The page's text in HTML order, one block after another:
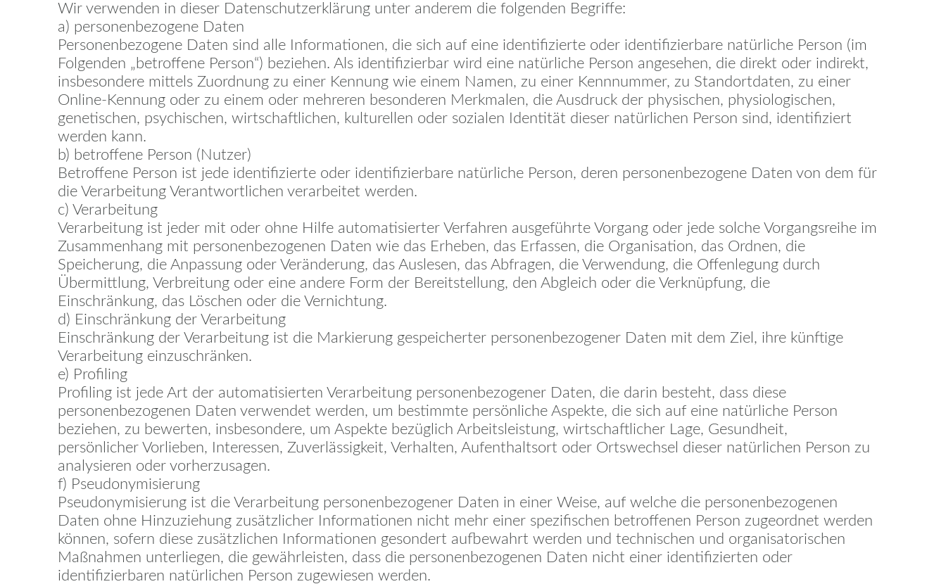
Wir verwenden in dieser Datenschutzerklärung unter anderem die folgenden Begriffe:
a) personenbezogene Daten
Personenbezogene Daten sind alle Informationen, die sich auf eine identifizierte oder identifizierbare natürliche Person (im
Folgenden „betroffene Person“) beziehen. Als identifizierbar wird eine natürliche Person angesehen, die direkt oder indirekt,
insbesondere mittels Zuordnung zu einer Kennung wie einem Namen, zu einer Kennnummer, zu Standortdaten, zu einer
Online-Kennung oder zu einem oder mehreren besonderen Merkmalen, die Ausdruck der physischen, physiologischen,
genetischen, psychischen, wirtschaftlichen, kulturellen oder sozialen Identität dieser natürlichen Person sind, identifiziert
werden kann.
b) betroffene Person (Nutzer)
Betroffene Person ist jede identifizierte oder identifizierbare natürliche Person, deren personenbezogene Daten von dem für
die Verarbeitung Verantwortlichen verarbeitet werden.
c) Verarbeitung
Verarbeitung ist jeder mit oder ohne Hilfe automatisierter Verfahren ausgeführte Vorgang oder jede solche Vorgangsreihe im
Zusammenhang mit personenbezogenen Daten wie das Erheben, das Erfassen, die Organisation, das Ordnen, die
Speicherung, die Anpassung oder Veränderung, das Auslesen, das Abfragen, die Verwendung, die Offenlegung durch
Übermittlung, Verbreitung oder eine andere Form der Bereitstellung, den Abgleich oder die Verknüpfung, die
Einschränkung, das Löschen oder die Vernichtung.
d) Einschränkung der Verarbeitung
Einschränkung der Verarbeitung ist die Markierung gespeicherter personenbezogener Daten mit dem Ziel, ihre künftige
Verarbeitung einzuschränken.
e) Profiling
Profiling ist jede Art der automatisierten Verarbeitung personenbezogener Daten, die darin besteht, dass diese
personenbezogenen Daten verwendet werden, um bestimmte persönliche Aspekte, die sich auf eine natürliche Person
beziehen, zu bewerten, insbesondere, um Aspekte bezüglich Arbeitsleistung, wirtschaftlicher Lage, Gesundheit,
persönlicher Vorlieben, Interessen, Zuverlässigkeit, Verhalten, Aufenthaltsort oder Ortswechsel dieser natürlichen Person zu
analysieren oder vorherzusagen.
f) Pseudonymisierung
Pseudonymisierung ist die Verarbeitung personenbezogener Daten in einer Weise, auf welche die personenbezogenen
Daten ohne Hinzuziehung zusätzlicher Informationen nicht mehr einer spezifischen betroffenen Person zugeordnet werden
können, sofern diese zusätzlichen Informationen gesondert aufbewahrt werden und technischen und organisatorischen
Maßnahmen unterliegen, die gewährleisten, dass die personenbezogenen Daten nicht einer identifizierten oder
identifizierbaren natürlichen Person zugewiesen werden.